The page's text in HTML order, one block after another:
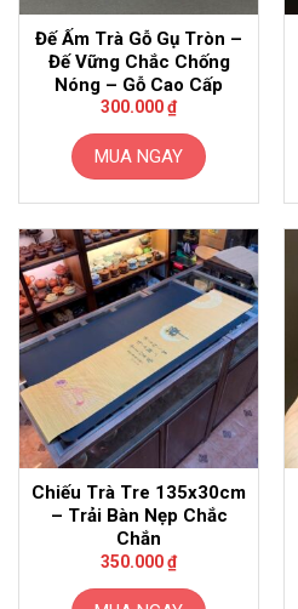
Đế Ấm Trà Gỗ Gụ Tròn –
Đế Vững Chắc Chống
Nóng – Gỗ Cao Cấp
300.000₫
MUA NGAY
Chiếu Trà Tre 135x30cm
– Trải Bàn Nẹp Chắc
Chắn
350.000₫